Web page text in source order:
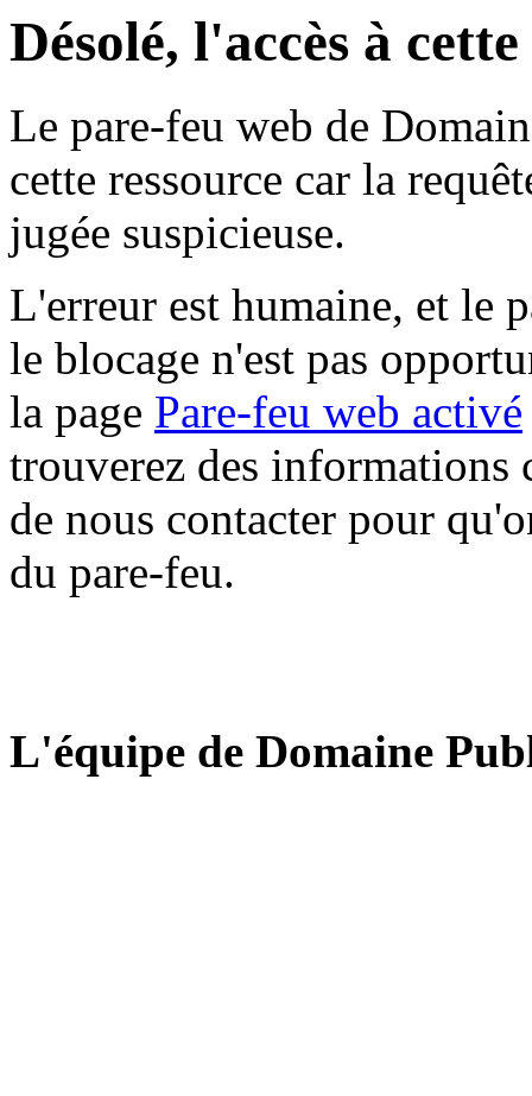
Désolé, l'accès à
Le pare-feu web de
cette ressource car la
jugée suspicieuse.
L'erreur est humaine, et le
le blocage n'est pas
la page Pare-feu web activé
trouverez des informations
de nous contacter pour
du pare-feu.
L'équipe de Domaine